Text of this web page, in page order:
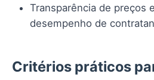
Transparência de preços
desempenho de
Critérios práticos